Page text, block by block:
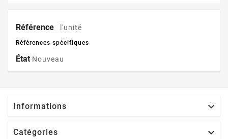
Référence l'unité
Références spécifiques
État Nouveau
Informations 
Catégories 